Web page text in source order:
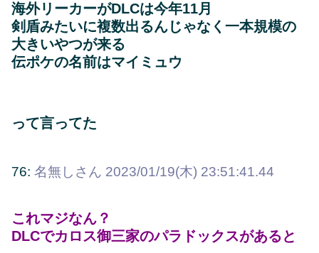
海外リーカーがDLCは今年11月
剣盾みたいに複数出るんじゃなく一本規模の
大きいやつが来る
伝ポケの名前はマイミュウ
って言ってた
76: 名無しさん 2023/01/19(木) 23:51:41.44
これマジなん？
DLCでカロス御三家のパラドックスがあると